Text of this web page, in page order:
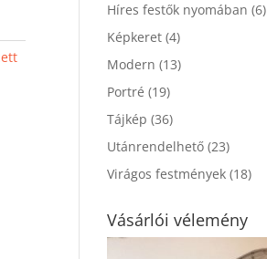
Híres festők nyomában (6)
Képkeret (4)
Modern (13)
Portré (19)
Tájkép (36)
Utánrendelhető (23)
Virágos festmények (18)
Vásárlói vélemény